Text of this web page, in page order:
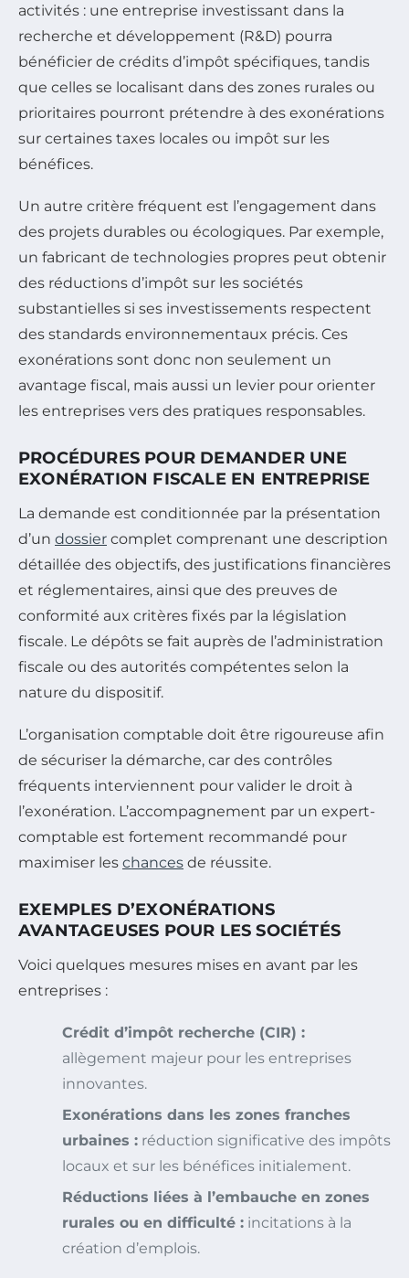
activités : une entreprise investissant dans la
recherche et développement (R&D) pourra
bénéficier de crédits d’impôt spécifiques, tandis
que celles se localisant dans des zones rurales ou
prioritaires pourront prétendre à des exonérations
sur certaines taxes locales ou impôt sur les
bénéfices.
Un autre critère fréquent est l’engagement dans
des projets durables ou écologiques. Par exemple,
un fabricant de technologies propres peut obtenir
des réductions d’impôt sur les sociétés
substantielles si ses investissements respectent
des standards environnementaux précis. Ces
exonérations sont donc non seulement un
avantage fiscal, mais aussi un levier pour orienter
les entreprises vers des pratiques responsables.
PROCÉDURES POUR DEMANDER UNE
EXONÉRATION FISCALE EN ENTREPRISE
La demande est conditionnée par la présentation
d’un dossier complet comprenant une description
détaillée des objectifs, des justifications financières
et réglementaires, ainsi que des preuves de
conformité aux critères fixés par la législation
fiscale. Le dépôts se fait auprès de l’administration
fiscale ou des autorités compétentes selon la
nature du dispositif.
L’organisation comptable doit être rigoureuse afin
de sécuriser la démarche, car des contrôles
fréquents interviennent pour valider le droit à
l’exonération. L’accompagnement par un expert-
comptable est fortement recommandé pour
maximiser les chances de réussite.
EXEMPLES D’EXONÉRATIONS
AVANTAGEUSES POUR LES SOCIÉTÉS
Voici quelques mesures mises en avant par les
entreprises :
Crédit d’impôt recherche (CIR) :
allègement majeur pour les entreprises
innovantes.
Exonérations dans les zones franches
urbaines : réduction significative des impôts
locaux et sur les bénéfices initialement.
Réductions liées à l’embauche en zones
rurales ou en difficulté : incitations à la
création d’emplois.